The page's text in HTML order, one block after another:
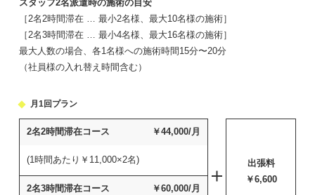
スタッフ2名派遣時の施術の目安
［2名2時間滞在 … 最小2名様、最大10名様の施術］
［2名3時間滞在 … 最小4名様、最大16名様の施術］
最大人数の場合、各1名様への施術時間15分〜20分
（社員様の入れ替え時間含む）
月1回プラン
2名2時間滞在コース ￥44,000/月
(1時間あたり￥11,000×2名)
2名3時間滞在コース ￥60,000/月
出張料
￥6,600